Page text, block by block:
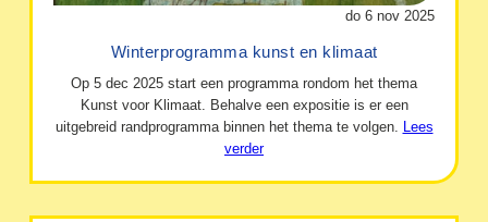
do 6 nov 2025
Winterprogramma kunst en klimaat
Op 5 dec 2025 start een programma rondom het thema
Kunst voor Klimaat. Behalve een expositie is er een
uitgebreid randprogramma binnen het thema te volgen.
Lees
verder